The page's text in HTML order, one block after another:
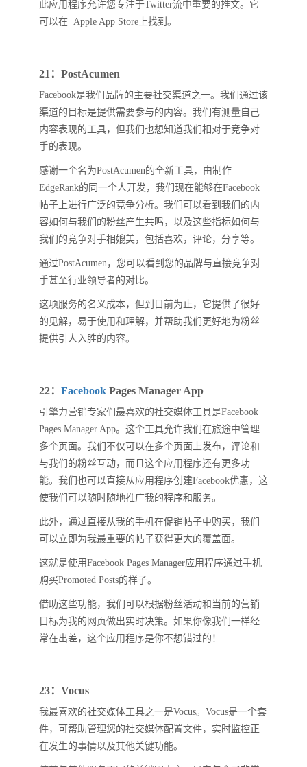
此应用程序允许您专注于Twitter流中重要的推文。它
可以在 Apple App Store上找到。
21：PostAcumen
Facebook是我们品牌的主要社交渠道之一。我们通过该
渠道的目标是提供需要参与的内容。我们有测量自己
内容表现的工具，但我们也想知道我们相对于竞争对
手的表现。
感谢一个名为PostAcumen的全新工具，由制作
EdgeRank的同一个人开发，我们现在能够在Facebook
帖子上进行广泛的竞争分析。我们可以看到我们的内
容如何与我们的粉丝产生共鸣，以及这些指标如何与
我们的竞争对手相媲美，包括喜欢，评论，分享等。
通过PostAcumen，您可以看到您的品牌与直接竞争对
手甚至行业领导者的对比。
这项服务的名义成本，但到目前为止，它提供了很好
的见解，易于使用和理解，并帮助我们更好地为粉丝
提供引人入胜的内容。
22： Facebook Pages Manager App
引擎力营销专家们最喜欢的社交媒体工具是Facebook
Pages Manager App。这个工具允许我们在旅途中管理
多个页面。我们不仅可以在多个页面上发布，评论和
与我们的粉丝互动，而且这个应用程序还有更多功
能。我们也可以直接从应用程序创建Facebook优惠，这
使我们可以随时随地推广我的程序和服务。
此外，通过直接从我的手机在促销帖子中购买，我们
可以立即为我最重要的帖子获得更大的覆盖面。
这就是使用Facebook Pages Manager应用程序通过手机
购买Promoted Posts的样子。
借助这些功能，我们可以根据粉丝活动和当前的营销
目标为我的网页做出实时决策。如果你像我们一样经
常在出差，这个应用程序是你不想错过的！
23：Vocus
我最喜欢的社交媒体工具之一是Vocus。Vocus是一个套
件，可帮助管理您的社交媒体配置文件，实时监控正
在发生的事情以及其他关键功能。